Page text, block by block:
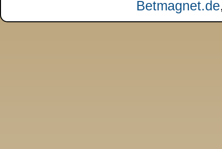
Betmagnet.de